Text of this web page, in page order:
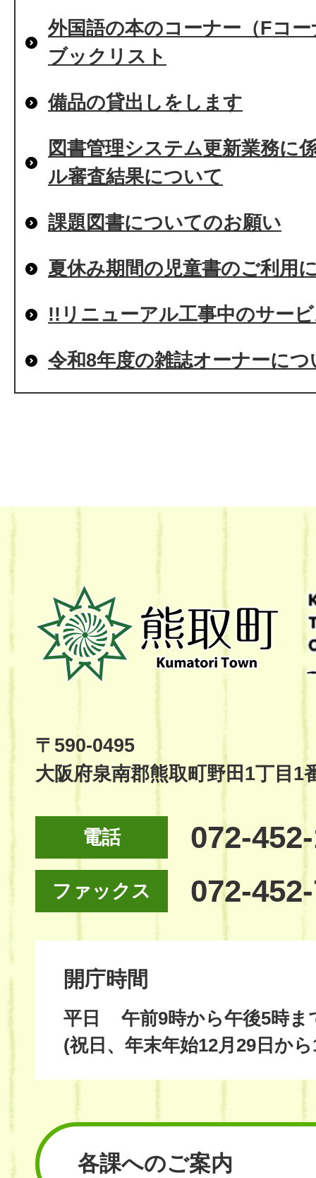
外国語の本のコーナー（Fコ
ブックリスト
備品の貸出しをします
図書管理システム更新業務に
ル審査結果について
課題図書についてのお願い
夏休み期間の児童書のご利用
!!リニューアル工事中のサー
令和8年度の雑誌オーナーにつ
熊
取
町
Kumatori
Site
〒590-0495
大阪府泉南郡熊取町野田1丁目1
電話 072-
ファックス 072-
開庁時間
平日
午前9時から午後5時ま
(祝日、年末年始12月29日か
各課へのご案内